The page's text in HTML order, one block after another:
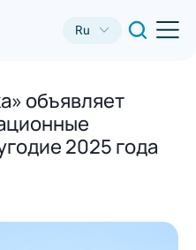
Ru
объявляет
2025 года